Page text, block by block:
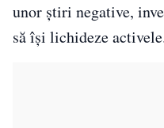
unor știri negative,
să își lichideze